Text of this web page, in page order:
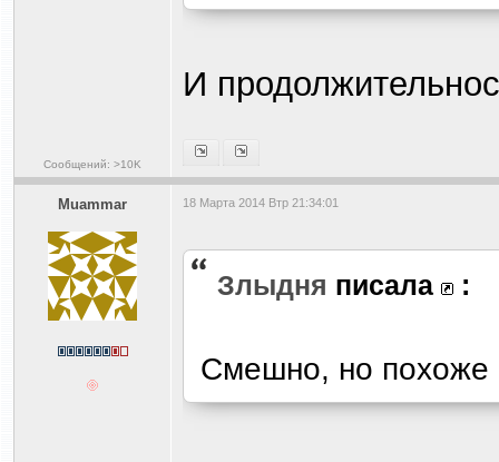
Сообщений: >10K
И
Muammar 18 Марта 2014 Втр 21:34:01
Злыдня писала :
Смешно, но похоже